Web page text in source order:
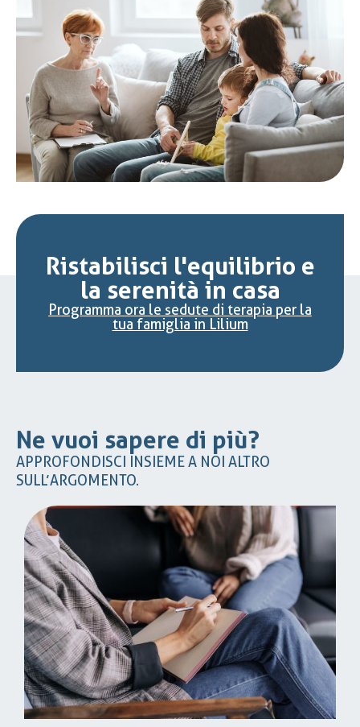
Ristabilisci l'equilibrio e
la serenità in casa
Programma ora le sedute di terapia per la
tua famiglia in Lilium
Ne vuoi sapere di più?
APPROFONDISCI INSIEME A NOI ALTRO
SULL’ARGOMENTO.